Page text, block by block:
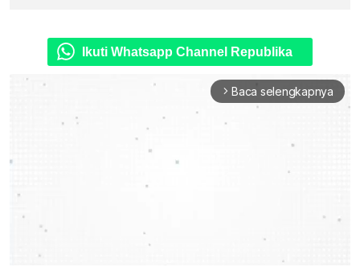
Ikuti Whatsapp Channel Republika
arrow_forward_ios Baca selengkapnya